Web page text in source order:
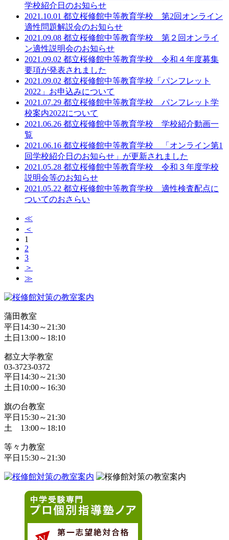
学校紹介日のお知らせ
2021.10.01 都立桜修館中等教育学校 第2回オンライン
適性問題解説会のお知らせ
2021.09.08 都立桜修館中等教育学校 第２回オンライ
ン適性説明会のお知らせ
2021.09.02 都立桜修館中等教育学校 令和４年度募集
要項が発表されました
2021.09.02 都立桜修館中等教育学校「パンフレット
2022」お申込みについて
2021.07.29 都立桜修館中等教育学校 パンフレット学
校案内2022について
2021.06.26 都立桜修館中等教育学校 学校紹介動画一
覧
2021.06.16 都立桜修館中等教育学校 「オンライン第1
回学校紹介日のお知らせ」が更新されました
2021.05.28 都立桜修館中等教育学校 令和３年度学校
説明会等のお知らせ
2021.05.22 都立桜修館中等教育学校 適性検査配点に
ついてのおさらい
≪
＜
1
2
3
＞
≫
蒲田教室
平日14:30～21:30
土日13:00～18:10
都立大学教室
03-3723-0372
平日14:30～21:30
土日10:00～16:30
旗の台教室
平日15:30～21:30
土 13:00～18:10
等々力教室
平日15:30～21:30